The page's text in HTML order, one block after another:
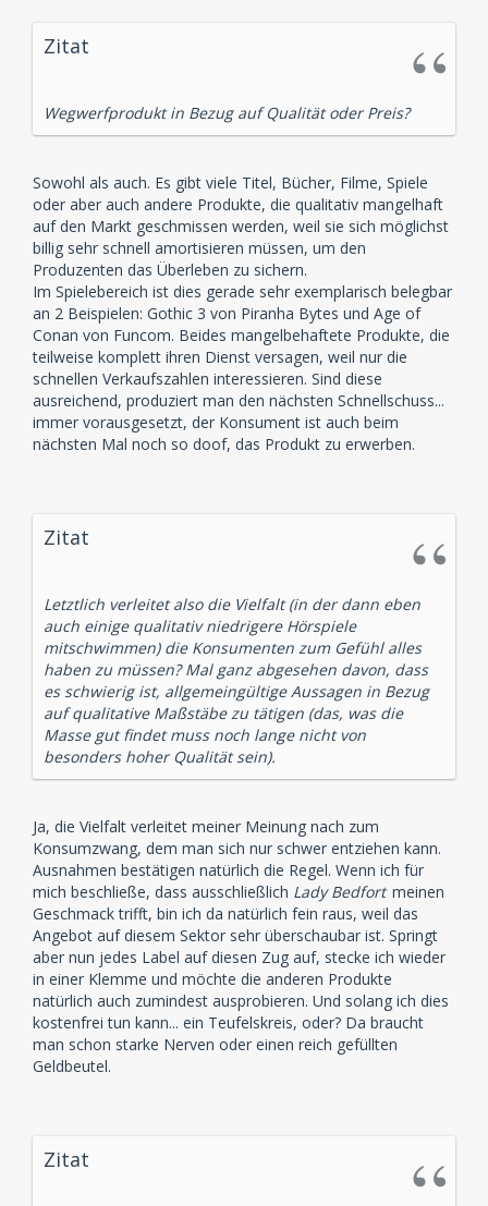
Zitat
Wegwerfprodukt in Bezug auf Qualität oder Preis?
Sowohl als auch. Es gibt viele Titel, Bücher, Filme, Spiele
oder aber auch andere Produkte, die qualitativ mangelhaft
auf den Markt geschmissen werden, weil sie sich möglichst
billig sehr schnell amortisieren müssen, um den
Produzenten das Überleben zu sichern.
Im Spielebereich ist dies gerade sehr exemplarisch belegbar
an 2 Beispielen: Gothic 3 von Piranha Bytes und Age of
Conan von Funcom. Beides mangelbehaftete Produkte, die
teilweise komplett ihren Dienst versagen, weil nur die
schnellen Verkaufszahlen interessieren. Sind diese
ausreichend, produziert man den nächsten Schnellschuss...
immer vorausgesetzt, der Konsument ist auch beim
nächsten Mal noch so doof, das Produkt zu erwerben.
Zitat
Letztlich verleitet also die Vielfalt (in der dann eben
auch einige qualitativ niedrigere Hörspiele
mitschwimmen) die Konsumenten zum Gefühl alles
haben zu müssen? Mal ganz abgesehen davon, dass
es schwierig ist, allgemeingültige Aussagen in Bezug
auf qualitative Maßstäbe zu tätigen (das, was die
Masse gut findet muss noch lange nicht von
besonders hoher Qualität sein).
Ja, die Vielfalt verleitet meiner Meinung nach zum
Konsumzwang, dem man sich nur schwer entziehen kann.
Ausnahmen bestätigen natürlich die Regel. Wenn ich für
mich beschließe, dass ausschließlich Lady Bedfort meinen
Geschmack trifft, bin ich da natürlich fein raus, weil das
Angebot auf diesem Sektor sehr überschaubar ist. Springt
aber nun jedes Label auf diesen Zug auf, stecke ich wieder
in einer Klemme und möchte die anderen Produkte
natürlich auch zumindest ausprobieren. Und solang ich dies
kostenfrei tun kann... ein Teufelskreis, oder? Da braucht
man schon starke Nerven oder einen reich gefüllten
Geldbeutel.
Zitat